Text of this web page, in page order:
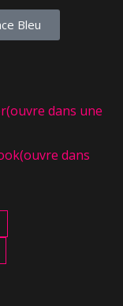
Bleu
dans une
dans